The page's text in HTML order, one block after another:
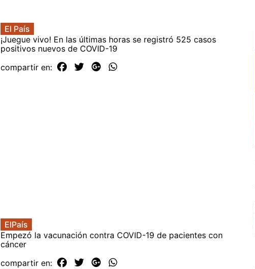
El País
¡Juegue vivo! En las últimas horas se registró 525 casos
positivos nuevos de COVID-19
compartir en:
ElPaís
Empezó la vacunación contra COVID-19 de pacientes con
cáncer
compartir en: